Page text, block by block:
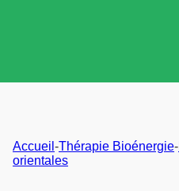
Accueil -Thérapie Bioénergie-
orientales